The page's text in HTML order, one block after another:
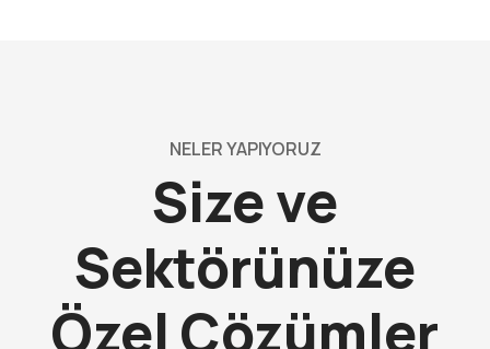
NELER YAPIYORUZ
Size ve
Sektörünüze
Özel Çözümler